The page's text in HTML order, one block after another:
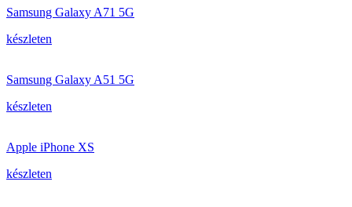
Samsung Galaxy A71 5G
készleten
Samsung Galaxy A51 5G
készleten
Apple iPhone XS
készleten